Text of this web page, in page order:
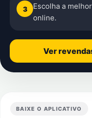
3
Escolha a
online.
Ver
BAIXE O APLICATIVO